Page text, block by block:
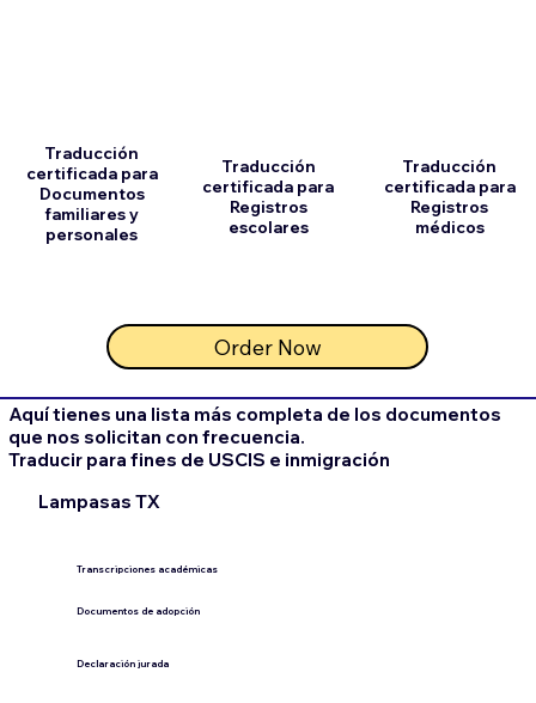
Transcripciones académicas
Documentos de adopción
Declaración jurada
Traducción
certificada para
Documentos
familiares y
personales
Traducción
certificada para
Registros
escolares
Order Now
Traducción
certificada para
Registros
médicos
Aquí tienes una lista más completa de los documentos
que nos solicitan con frecuencia.
Traducir para fines de USCIS e inmigración
Lampasas TX